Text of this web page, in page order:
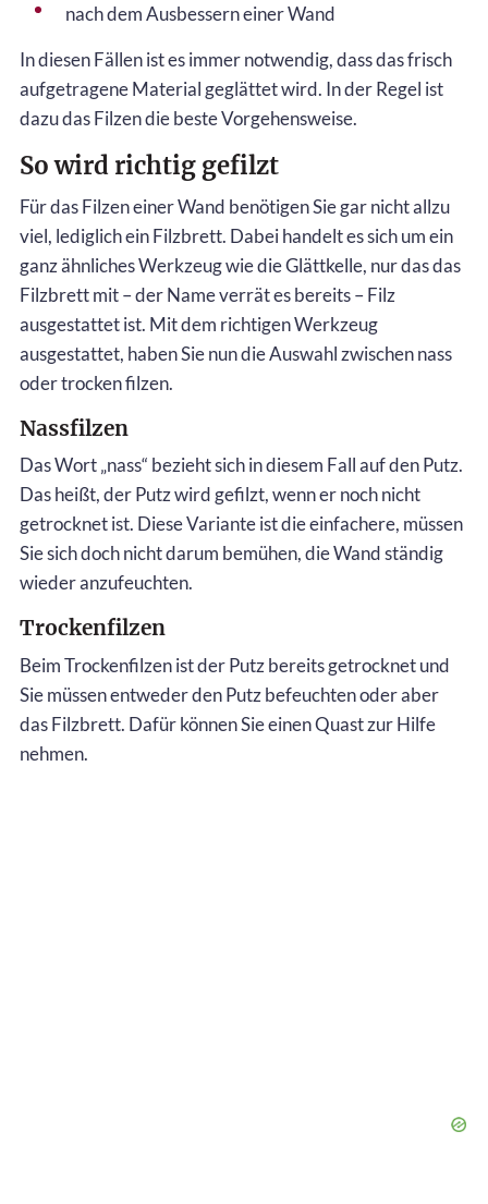
nach dem Ausbessern einer Wand
In diesen Fällen ist es immer notwendig, dass das frisch
aufgetragene Material geglättet wird. In der Regel ist
dazu das Filzen die beste Vorgehensweise.
So wird richtig gefilzt
Für das Filzen einer Wand benötigen Sie gar nicht allzu
viel, lediglich ein Filzbrett. Dabei handelt es sich um ein
ganz ähnliches Werkzeug wie die Glättkelle, nur das das
Filzbrett mit – der Name verrät es bereits – Filz
ausgestattet ist. Mit dem richtigen Werkzeug
ausgestattet, haben Sie nun die Auswahl zwischen nass
oder trocken filzen.
Nassfilzen
Das Wort „nass“ bezieht sich in diesem Fall auf den Putz.
Das heißt, der Putz wird gefilzt, wenn er noch nicht
getrocknet ist. Diese Variante ist die einfachere, müssen
Sie sich doch nicht darum bemühen, die Wand ständig
wieder anzufeuchten.
Trockenfilzen
Beim Trockenfilzen ist der Putz bereits getrocknet und
Sie müssen entweder den Putz befeuchten oder aber
das Filzbrett. Dafür können Sie einen Quast zur Hilfe
nehmen.